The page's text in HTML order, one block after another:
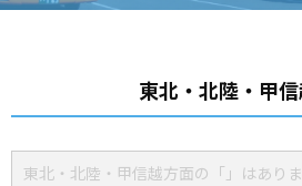
東北・北陸・甲
東北・北陸・甲信越方面の「」はあり